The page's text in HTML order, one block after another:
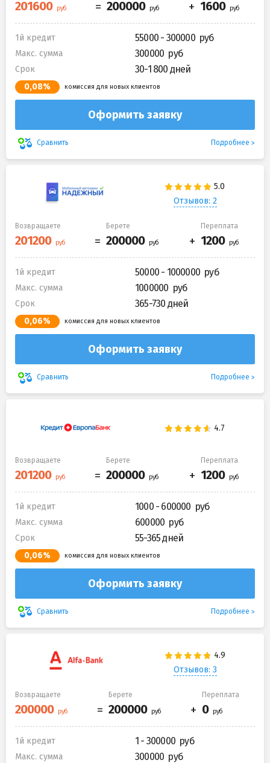
1й кредит 55000 - 300000
Макс. сумма 300000
Срок 30-1 800 дней
0,08% комиссия для новых клиентов
Оформить заявку
Сравнить Подробнее
Отзывов: 2
Возвращаете Берете Переплата
1й кредит 50000 - 1000000
Макс. сумма 1000000
Срок 365-730 дней
0,06% комиссия для новых клиентов
Оформить заявку
Сравнить Подробнее
Возвращаете Берете Переплата
1й кредит 1000 - 600000
Макс. сумма 600000
Срок 55-365 дней
0,06% комиссия для новых клиентов
Оформить заявку
Сравнить Подробнее
Отзывов: 3
Возвращаете Берете Переплата
1й кредит 1 - 300000
Макс. сумма 300000